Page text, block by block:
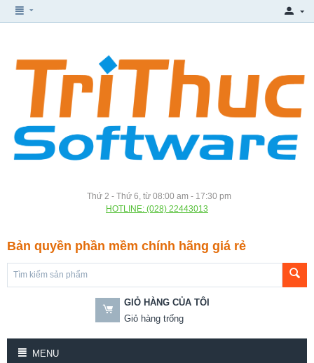
Thứ 2 - Thứ 6, từ 08:00 am - 17:30 pm
HOTLINE: (028) 22443013
Bản quyền phần mềm chính hãng giá rẻ
GIỎ HÀNG CỦA TÔI
Giỏ hàng trống
MENU